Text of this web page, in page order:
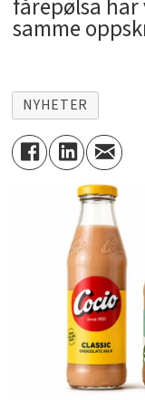
fårepølsa
samme
NYHETER